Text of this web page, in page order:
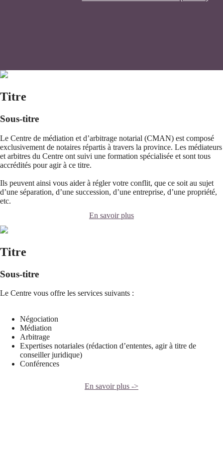
Titre
Sous-titre
Le Centre de médiation et d’arbitrage notarial (CMAN) est composé
exclusivement de notaires répartis à travers la province. Les médiateurs
et arbitres du Centre ont suivi une formation spécialisée et sont tous
accrédités pour agir à ce titre.
Ils peuvent ainsi vous aider à régler votre conflit, que ce soit au sujet
d’une séparation, d’une succession, d’une entreprise, d’une propriété,
etc.
En savoir plus
Titre
Sous-titre
Le Centre vous offre les services suivants :
Négociation
Médiation
Arbitrage
Expertises notariales (rédaction d’ententes, agir à titre de
conseiller juridique)
Conférences
En savoir plus ->